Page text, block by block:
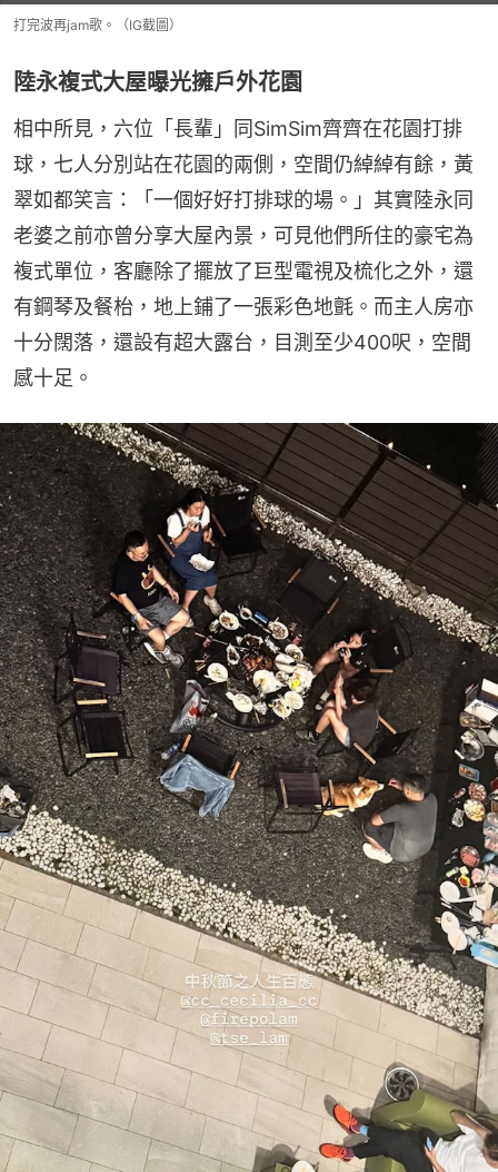
打完波再jam歌。（IG截圖）
陸永複式大屋曝光擁戶外花園
相中所見，六位「長輩」同SimSim齊齊在花園打排
球，七人分別站在花園的兩側，空間仍綽綽有餘，黃
翠如都笑言：「一個好好打排球的場。」其實陸永同
老婆之前亦曾分享大屋內景，可見他們所住的豪宅為
複式單位，客廳除了擺放了巨型電視及梳化之外，還
有鋼琴及餐枱，地上鋪了一張彩色地氈。而主人房亦
十分闊落，還設有超大露台，目測至少400呎，空間
感十足。